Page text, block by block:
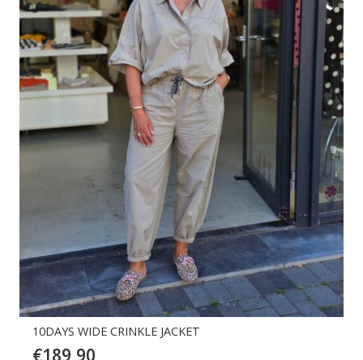
10DAYS WIDE CRINKLE JACKET
€189,90